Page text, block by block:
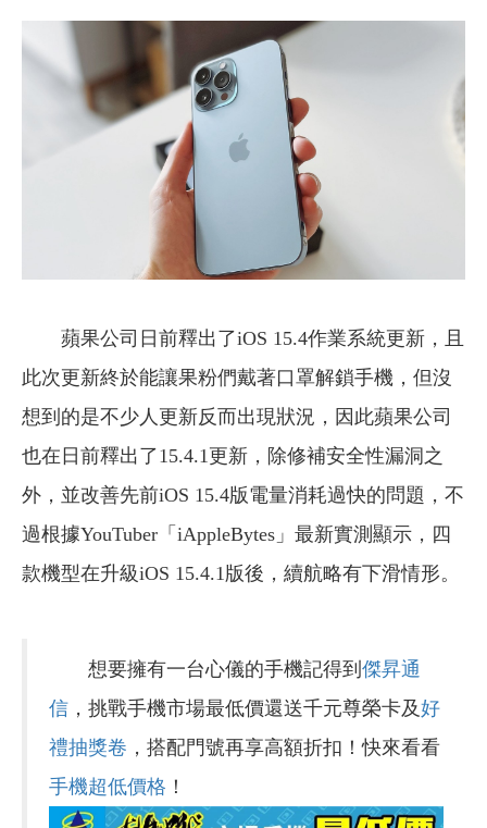
蘋果公司日前釋出了iOS 15.4作業系統更新，且
此次更新終於能讓果粉們戴著口罩解鎖手機，但沒
想到的是不少人更新反而出現狀況，因此蘋果公司
也在日前釋出了15.4.1更新，除修補安全性漏洞之
外，並改善先前iOS 15.4版電量消耗過快的問題，不
過根據YouTuber「iAppleBytes」最新實測顯示，四
款機型在升級iOS 15.4.1版後，續航略有下滑情形。
想要擁有一台心儀的手機記得到 傑昇通
信 ，挑戰手機市場最低價還送千元尊榮卡及好
禮抽獎卷 ，搭配門號再享高額折扣！快來看看
手機超低價格 ！